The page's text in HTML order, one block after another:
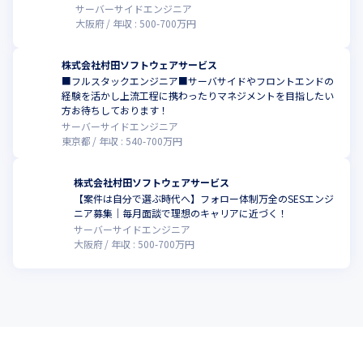
サーバーサイドエンジニア
大阪府
年収 : 500-700万円
株式会社村田ソフトウェアサービス
■フルスタックエンジニア■サーバサイドやフロントエンドの
経験を活かし上流工程に携わったりマネジメントを目指したい
方お待ちしております！
サーバーサイドエンジニア
東京都
年収 : 540-700万円
株式会社村田ソフトウェアサービス
【案件は自分で選ぶ時代へ】フォロー体制万全のSESエンジ
ニア募集｜毎月面談で理想のキャリアに近づく！
サーバーサイドエンジニア
大阪府
年収 : 500-700万円